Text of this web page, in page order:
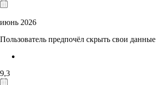
июнь 2026
Пользователь предпочёл скрыть свои данные
9,3